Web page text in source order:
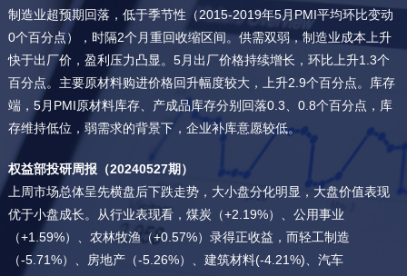
制造业超预期回落，低于季节性（2015-2019年5月PMI平均环比变动
0个百分点），时隔2个月重回收缩区间。供需双弱，制造业成本上升
快于出厂价，盈利压力凸显。5月出厂价格持续增长，环比上升1.3个
百分点。主要原材料购进价格回升幅度较大，上升2.9个百分点。库存
端，5月PMI原材料库存、产成品库存分别回落0.3、0.8个百分点，库
存维持低位，弱需求的背景下，企业补库意愿较低。
权益部投研周报（20240527期）
上周市场总体呈先横盘后下跌走势，大小盘分化明显，大盘价值表现
优于小盘成长。从行业表现看，煤炭（+2.19%）、公用事业
（+1.59%）、农林牧渔（+0.57%）录得正收益，而轻工制造
（-5.71%）、房地产（-5.26%）、建筑材料(-4.21%)、汽车